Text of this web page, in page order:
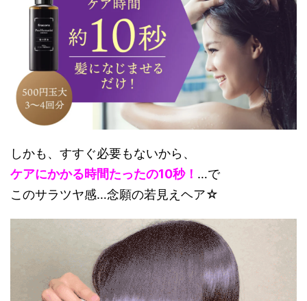
しかも、すすぐ必要もないから、
ケアにかかる時間たったの10秒！ …で
このサラツヤ感…念願の若見えヘア☆